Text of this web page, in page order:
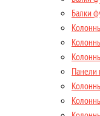
Балки
Панели